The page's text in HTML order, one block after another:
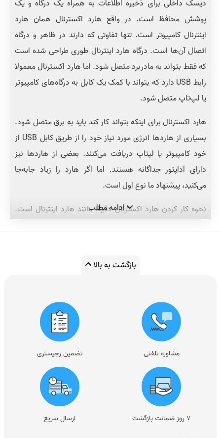
دیسک داخلی برای ذخیره اطلاعات به همراه یک درگاه و یک
پوشش محافظ است. در واقع هارد اکسترنال همان هارد
اینترنال کامپیوتر است. تنها تفاوتی که دارند در ظاهر و درگاه
اتصال آن‌ها است. درگاه هارد اینترنال طوری طراحی شده است
که فقط بتواند به مادربرد متصل شود. اما هارد اکسترنال معمولا
رابط USB‌ دارد که بتواند با کمک یک کابل به درگاه‌های کامپیوتر
یا لپ‌تاپ متصل شود.
هارد اکسترنال برای اینکه بتواند کار کند باید به برق متصل شود.
بسیاری از هاردها انرژی مورد نیاز خود را از طریق کابل USB از
خود کامپیوتر یا لپتاپ دریافت می‌کنند. بعضی از هاردها نیز
دارای آداپتور جداگانه هستند. اما اگر هارد را زیاد جابه‌جا
می‌کنید، پیشنهاد ما نوع اول است.
نحوه کار کردن هارد اکسترنال دقیقا مانند هارد اینترنال است.
اجزای هارد اکسترنال دقیقا مانند هارد اینترنال است. در ادامه
به طور خلاصه این اجزا را بررسی می‌کنیم.
- دیسک: هاردها دیسک‌هایی دارند که اطلاعاتی که روی آن‌ها
نوشته می‌شود را در خود نگه‌داری می‌کنند. این داده‌ها در
بخش‌های بسیار کوچکی به نام سکتور ذخیره می‌شوند.
- هد خواندن/نوشتن: این هد داده‌ها را از روی دیسک‌ها
ادامه مطلب
بازگشت به بالا
مشاوره تلفنی تضمین رجیستری
۷ روز ضمانت بازگشت ارسال سریع